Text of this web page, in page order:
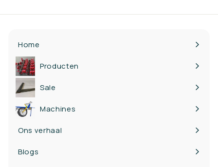
mailadres
Home
Producten
Bekijk
submenu
Sale
Machines
Ons verhaal
Blogs